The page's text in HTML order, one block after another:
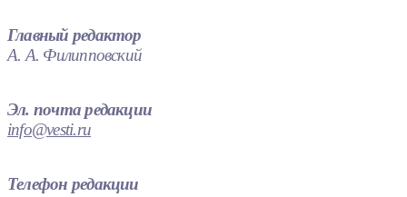
Главный редактор
А. А. Филипповский
Эл. почта редакции
info@vesti.ru
Телефон редакции